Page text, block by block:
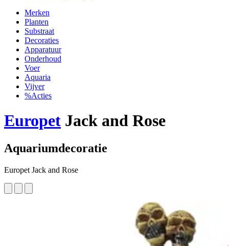
Merken
Planten
Substraat
Decoraties
Apparatuur
Onderhoud
Voer
Aquaria
Vijver
%Acties
Europet Jack and Rose
Aquariumdecoratie
Europet Jack and Rose